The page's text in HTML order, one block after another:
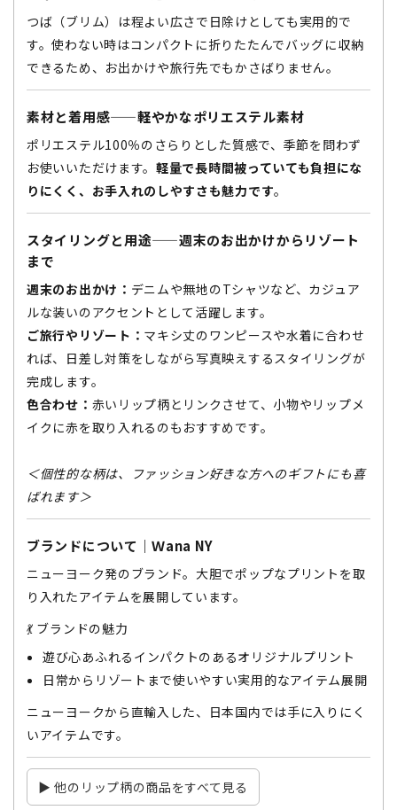
つば（ブリム）は程よい広さで日除けとしても実用的で
す。使わない時はコンパクトに折りたたんでバッグに収納
できるため、お出かけや旅行先でもかさばりません。
素材と着用感——軽やかなポリエステル素材
ポリエステル100％のさらりとした質感で、季節を問わず
お使いいただけます。 軽量で長時間被っていても負担にな
りにくく、お手入れのしやすさも魅力です。
スタイリングと用途——週末のお出かけからリゾート
まで
週末のお出かけ： デニムや無地のTシャツなど、カジュア
ルな装いのアクセントとして活躍します。
ご旅行やリゾート： マキシ丈のワンピースや水着に合わせ
れば、日差し対策をしながら写真映えするスタイリングが
完成します。
色合わせ： 赤いリップ柄とリンクさせて、小物やリップメ
イクに赤を取り入れるのもおすすめです。
＜個性的な柄は、ファッション好きな方へのギフトにも喜
ばれます＞
ブランドについて｜Ｗana NY
ニューヨーク発のブランド。大胆でポップなプリントを取
り入れたアイテムを展開しています。
💃 ブランドの魅力
遊び心あふれるインパクトのあるオリジナルプリント
日常からリゾートまで使いやすい実用的なアイテム展開
ニューヨークから直輸入した、日本国内では手に入りにく
いアイテムです。
▶ 他のリップ柄の商品をすべて見る